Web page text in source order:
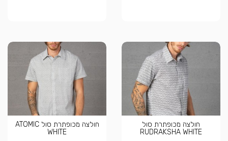
חולצה מכופתרת סול
RUDRAKSHA WHITE
חולצה מכופתרת סול ATOMIC
WHITE